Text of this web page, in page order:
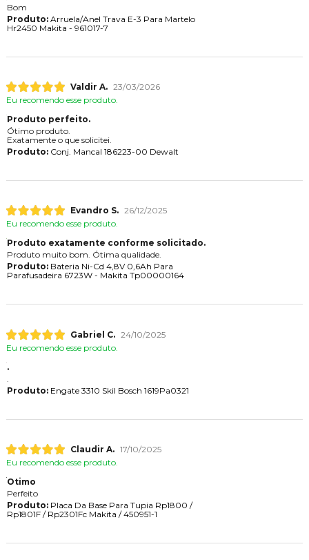
Bom
Produto:Arruela/Anel Trava E-3 Para Martelo
Hr2450 Makita - 961017-7
Valdir A. 23/03/2026
Eu recomendo esse produto.
Produto perfeito.
Ótimo produto.
Exatamente o que solicitei.
Produto:Conj. Mancal 186223-00 Dewalt
Evandro S. 26/12/2025
Eu recomendo esse produto.
Produto exatamente conforme solicitado.
Produto muito bom. Ótima qualidade.
Produto:Bateria Ni-Cd 4,8V 0,6Ah Para
Parafusadeira 6723W - Makita Tp00000164
Gabriel C. 24/10/2025
Eu recomendo esse produto.
.
Produto:Engate 3310 Skil Bosch 1619Pa0321
Claudir A. 17/10/2025
Eu recomendo esse produto.
Otimo
Perfeito
Produto:Placa Da Base Para Tupia Rp1800 /
Rp1801F / Rp2301Fc Makita / 450951-1